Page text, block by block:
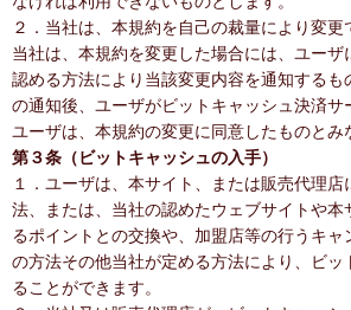
２．当社は、本規約を自己の裁量により変更
当社は、本規約を変更した場合には、ユーザ
認める方法により当該変更内容を通知するも
の通知後、ユーザがビットキャッシュ決済サ
ユーザは、本規約の変更に同意したものとみ
第３条（ビットキャッシュの入手）
１．ユーザは、本サイト、または販売代理
法、または、当社の認めたウェブサイトや本
るポイントとの交換や、加盟店等の行うキャ
の方法その他当社が定める方法により、ビッ
ることができます。